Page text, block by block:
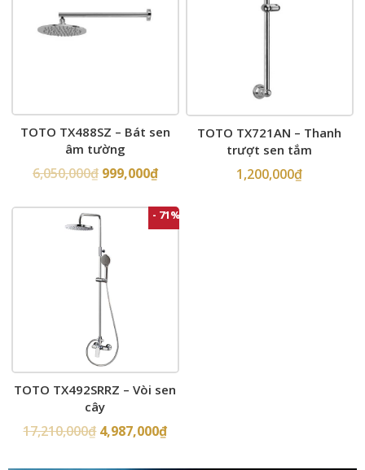
TOTO TX488SZ – Bát sen
âm tường
6,050,000₫ 999,000₫
TOTO TX721AN – Thanh
trượt sen tắm
1,200,000₫
- 71%
TOTO TX492SRRZ – Vòi sen
cây
17,210,000₫ 4,987,000₫